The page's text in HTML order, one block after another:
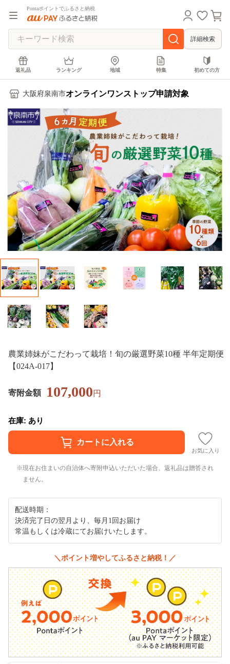
Pontaポイントでふるさと納税
詳細検索
返礼品 ランキング 地域 特集 初めての方
大阪府泉南市オンラインワンストップ申請対象
農業姉妹がこだわって栽培！旬の厳選野菜10種 半年定期便
【024A-017】
寄附金額 107,000円
在庫: あり
お気に入り
現在お住まいの自治体へ寄附申込いただいた場合、返礼品は贈答され
ません。
配送時期：
決済完了日の翌月より、毎月1回お届け
常温もしくは冷蔵にてお届けいたします。
＼ポイント増やしてふるさと納税！／